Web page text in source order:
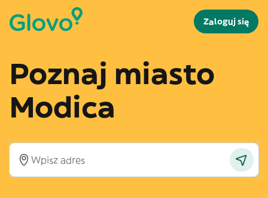
Zaloguj się
Poznaj miasto
Modica